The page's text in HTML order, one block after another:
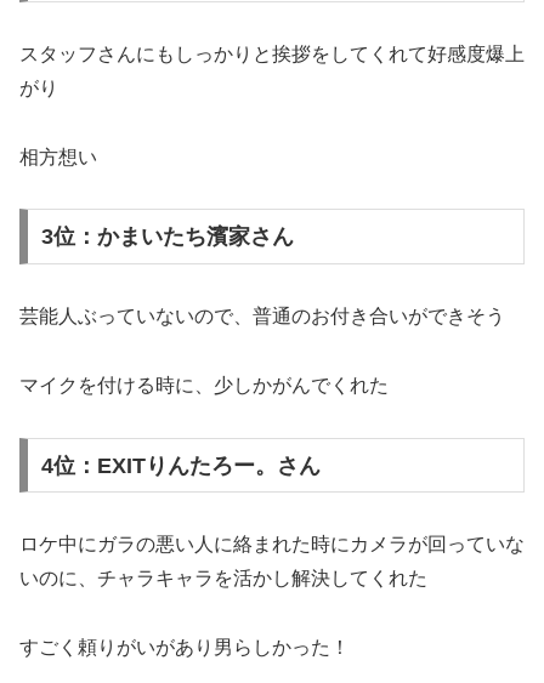
スタッフさんにもしっかりと挨拶をしてくれて好感度爆上
がり
相方想い
3位：かまいたち濱家さん
芸能人ぶっていないので、普通のお付き合いができそう
マイクを付ける時に、少しかがんでくれた
4位：EXITりんたろー。さん
ロケ中にガラの悪い人に絡まれた時にカメラが回っていな
いのに、チャラキャラを活かし解決してくれた
すごく頼りがいがあり男らしかった！